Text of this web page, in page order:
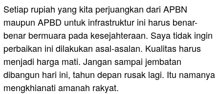
Setiap rupiah yang kita perjuangkan dari APBN
maupun APBD untuk infrastruktur ini harus benar-
benar bermuara pada kesejahteraan. Saya tidak ingin
perbaikan ini dilakukan asal-asalan. Kualitas harus
menjadi harga mati. Jangan sampai jembatan
dibangun hari ini, tahun depan rusak lagi. Itu namanya
mengkhianati amanah rakyat.